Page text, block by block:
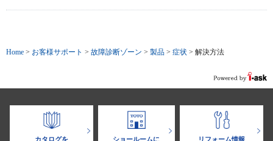
Home > お客様サポート > 故障診断ゾーン > 製品 > 症状 > 解決方法
カタログを
ショールームに
リフォーム情報